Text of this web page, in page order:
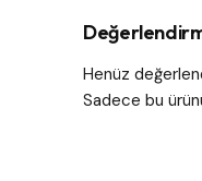
Henüz
Sadece bu